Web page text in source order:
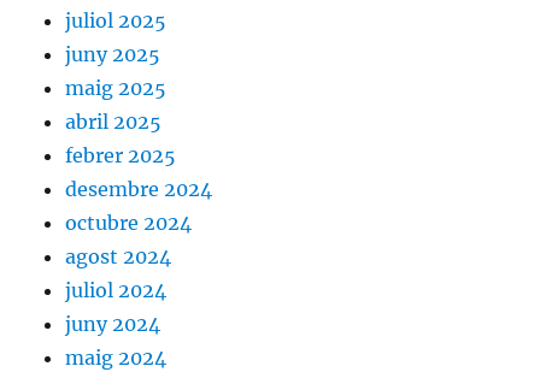
juliol 2025
juny 2025
maig 2025
abril 2025
febrer 2025
desembre 2024
octubre 2024
agost 2024
juliol 2024
juny 2024
maig 2024